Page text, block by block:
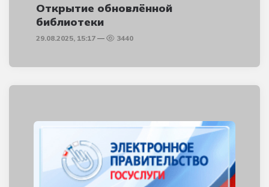
Открытие обновлённой
библиотеки
29.08.2025, 15:17 3440